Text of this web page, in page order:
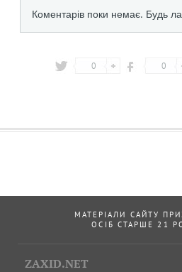
0 0
МАТЕРІАЛИ САЙТУ
ОСІБ СТАРШЕ 21
ZAXID.NET